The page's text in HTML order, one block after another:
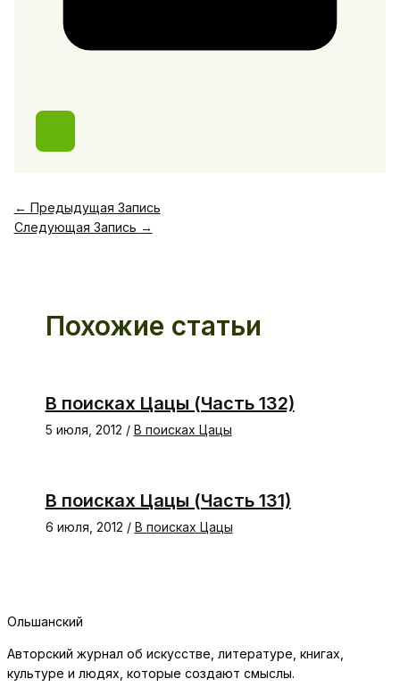
← Предыдущая Запись
Следующая Запись →
Похожие статьи
В поисках Цацы (Часть 132)
5 июля, 2012 / В поисках Цацы
В поисках Цацы (Часть 131)
6 июля, 2012 / В поисках Цацы
Ольшанский
Авторский журнал об искусстве, литературе, книгах,
культуре и людях, которые создают смыслы.